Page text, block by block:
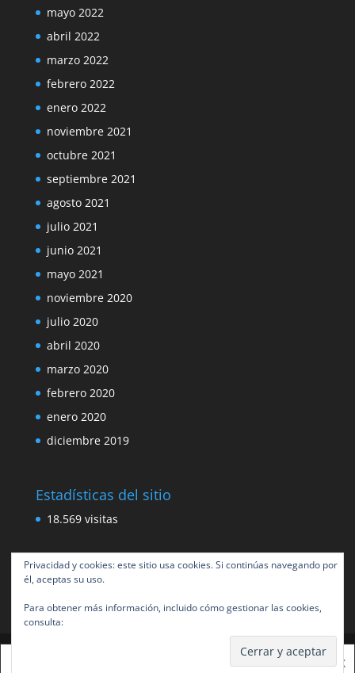
Privacidad y cookies: este sitio usa cookies. Si continúas navegando por
él, aceptas su uso.
Para obtener más información, incluido cómo gestionar las cookies,
consulta:
mayo 2022
abril 2022
marzo 2022
febrero 2022
enero 2022
noviembre 2021
octubre 2021
septiembre 2021
agosto 2021
julio 2021
junio 2021
mayo 2021
noviembre 2020
julio 2020
abril 2020
marzo 2020
febrero 2020
enero 2020
diciembre 2019
Estadísticas del sitio
18.569 visitas
Esta web usa cookies para mejorar tu experiencia. X